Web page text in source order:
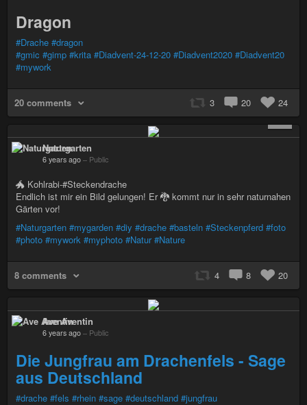
Dragon
#Drache #dragon
#gmic #gimp #krita #Diadvent-24-12-20 #Diadvent2020 #Diadvent20
#mywork
20 comments 3 20
24
Naturgarten
6 years ago – Public
🐲 Kohlrabi-#Steckendrache
Endlich ist mir ein Bild gelungen! Er 🐉 kommt nur in sehr naturnahen
Gärten vor!
#Naturgarten #mygarden #diy #drache #basteln #Steckenpferd #foto
#photo #mywork #myphoto #Natur #Nature
8 comments 4 8 20
Ave Aventin
6 years ago – Public
Die Jungfrau am Drachenfels - Sage
aus Deutschland
#drache #fels #rhein #sage #deutschland #jungfrau